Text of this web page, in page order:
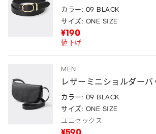
カラー: 09 BLACK
サイズ: ONE SIZE
¥190
値下げ
MEN
レザーミニショルダーバ
カラー: 09 BLACK
サイズ: ONE SIZE
ユニセックス